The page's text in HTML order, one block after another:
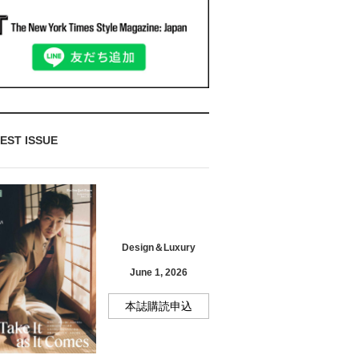
ISSUE
Design＆Luxury
June 1, 2026
本誌購読申込